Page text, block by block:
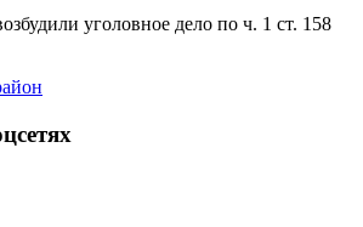
уголовное дело по ч. 1 ст. 158